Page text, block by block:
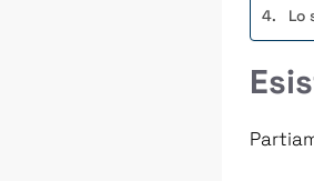
Lo